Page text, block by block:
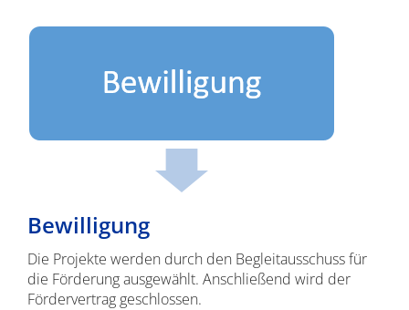
Bewilligung
Die Projekte werden durch den Begleitausschuss für
die Förderung ausgewählt. Anschließend wird der
Fördervertrag geschlossen.